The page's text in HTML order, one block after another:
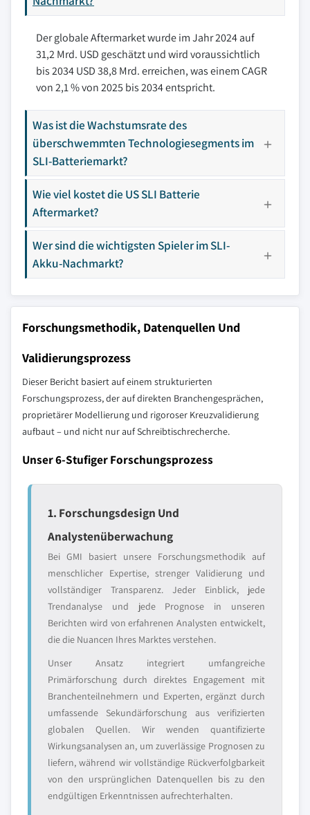
Der globale Aftermarket wurde im Jahr 2024 auf
31,2 Mrd. USD geschätzt und wird voraussichtlich
bis 2034 USD 38,8 Mrd. erreichen, was einem CAGR
von 2,1 % von 2025 bis 2034 entspricht.
Was ist die Wachstumsrate des
überschwemmten Technologiesegments im
SLI-Batteriemarkt?
Wie viel kostet die US SLI Batterie
Aftermarket?
Wer sind die wichtigsten Spieler im SLI-
Akku-Nachmarkt?
Forschungsmethodik, Datenquellen Und
Validierungsprozess
Dieser Bericht basiert auf einem strukturierten
Forschungsprozess, der auf direkten Branchengesprächen,
proprietärer Modellierung und rigoroser Kreuzvalidierung
aufbaut – und nicht nur auf Schreibtischrecherche.
Unser 6-Stufiger Forschungsprozess
1. Forschungsdesign Und
Analystenüberwachung
Bei GMI basiert unsere Forschungsmethodik auf
menschlicher Expertise, strenger Validierung und
vollständiger Transparenz. Jeder Einblick, jede
Trendanalyse und jede Prognose in unseren
Berichten wird von erfahrenen Analysten entwickelt,
die die Nuancen Ihres Marktes verstehen.
Unser Ansatz integriert umfangreiche
Primärforschung durch direktes Engagement mit
Branchenteilnehmern und Experten, ergänzt durch
umfassende Sekundärforschung aus verifizierten
globalen Quellen. Wir wenden quantifizierte
Wirkungsanalysen an, um zuverlässige Prognosen zu
liefern, während wir vollständige Rückverfolgbarkeit
von den ursprünglichen Datenquellen bis zu den
endgültigen Erkenntnissen aufrechterhalten.